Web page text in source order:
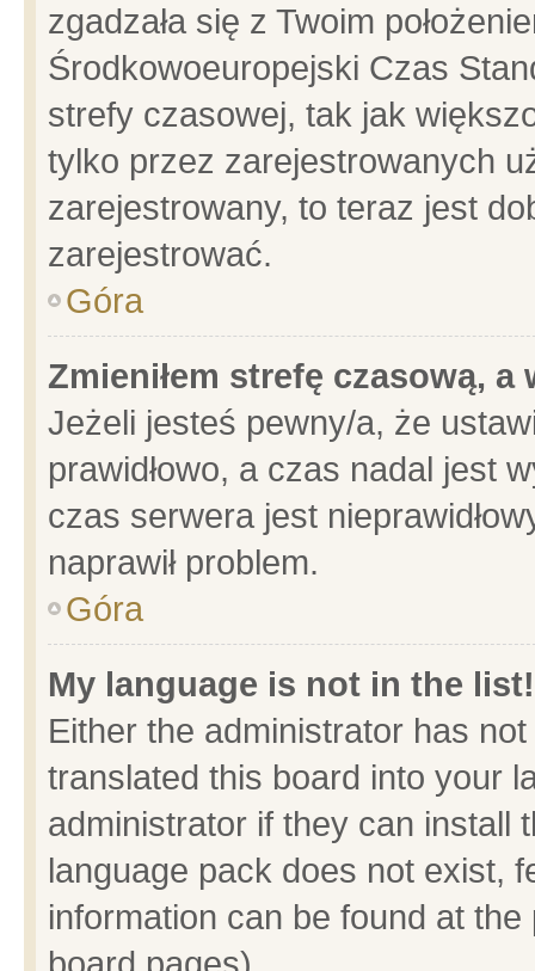
zgadzała się z Twoim
Środkowoeuropejski Czas
strefy czasowej, tak jak
tylko przez zarejestrowanych
zarejestrowany, to teraz jest
zarejestrować.
Góra
Zmieniłem strefę czasową,
Jeżeli jesteś pewny/a, że
prawidłowo, a czas nadal jest
czas serwera jest
naprawił problem.
Góra
My language is not in the list!
Either the administrator has
translated this board into your
administrator if they can install
language pack does not exist,
information can be found at